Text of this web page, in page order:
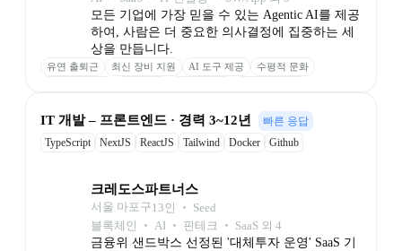
모든 기업에 가장 믿을 수 있는 Agentic AI를 제공
하여, 사람은 더 중요한 의사결정에 집중하는 세
상을 만듭니다.
유연 출퇴근 최신 장비 지원 AI 도구 제공
수평적 문화
IT 개발 – 프론트엔드 · 경력 3~12년
빠른 응답
TypeScript
NextJS ReactJS Tailwind Docker Github
크레도스파트너스
서울 마포구13인 ‧ Seed
블록체인 ‧ AI ‧ 핀테크 ‧ SaaS 외 4
금융위 샌드박스 선정된 '대체투자 운영' SaaS 기